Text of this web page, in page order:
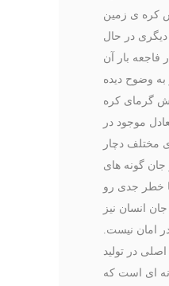
کره ی زمین
در حال
فاجعه بار آن
به وضوح دیده
گرمای کره
موجود در
مختلف دچار
جان گونه های
خطر جدی رو
انسان نیز
در امان نیست.
در تولید
ای است که